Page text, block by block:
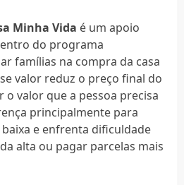
Minha Vida é um apoio
do programa
famílias na compra da casa
valor reduz o preço final do
valor que a pessoa precisa
principalmente para
e enfrenta dificuldade
alta ou pagar parcelas mais